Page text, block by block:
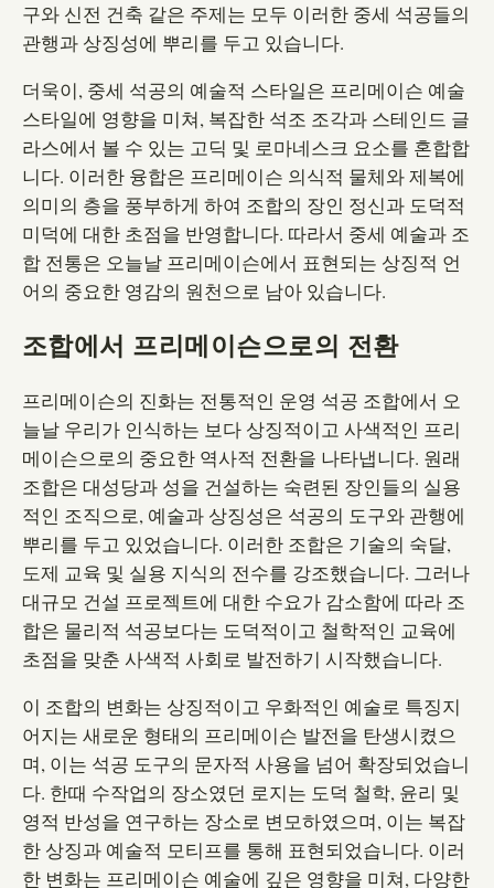
구와 신전 건축 같은 주제는 모두 이러한 중세 석공들의
관행과 상징성에 뿌리를 두고 있습니다.
더욱이, 중세 석공의 예술적 스타일은 프리메이슨 예술
스타일에 영향을 미쳐, 복잡한 석조 조각과 스테인드 글
라스에서 볼 수 있는 고딕 및 로마네스크 요소를 혼합합
니다. 이러한 융합은 프리메이슨 의식적 물체와 제복에
의미의 층을 풍부하게 하여 조합의 장인 정신과 도덕적
미덕에 대한 초점을 반영합니다. 따라서 중세 예술과 조
합 전통은 오늘날 프리메이슨에서 표현되는 상징적 언
어의 중요한 영감의 원천으로 남아 있습니다.
조합에서 프리메이슨으로의 전환
프리메이슨의 진화는 전통적인 운영 석공 조합에서 오
늘날 우리가 인식하는 보다 상징적이고 사색적인 프리
메이슨으로의 중요한 역사적 전환을 나타냅니다. 원래
조합은 대성당과 성을 건설하는 숙련된 장인들의 실용
적인 조직으로, 예술과 상징성은 석공의 도구와 관행에
뿌리를 두고 있었습니다. 이러한 조합은 기술의 숙달,
도제 교육 및 실용 지식의 전수를 강조했습니다. 그러나
대규모 건설 프로젝트에 대한 수요가 감소함에 따라 조
합은 물리적 석공보다는 도덕적이고 철학적인 교육에
초점을 맞춘 사색적 사회로 발전하기 시작했습니다.
이 조합의 변화는 상징적이고 우화적인 예술로 특징지
어지는 새로운 형태의 프리메이슨 발전을 탄생시켰으
며, 이는 석공 도구의 문자적 사용을 넘어 확장되었습니
다. 한때 수작업의 장소였던 로지는 도덕 철학, 윤리 및
영적 반성을 연구하는 장소로 변모하였으며, 이는 복잡
한 상징과 예술적 모티프를 통해 표현되었습니다. 이러
한 변화는 프리메이슨 예술에 깊은 영향을 미쳐, 다양한